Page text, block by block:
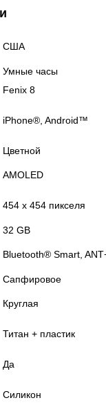
США
Умные часы
Fenix 8
iPhone®, Android™
Цветной
AMOLED
454 x 454 пикселя
32 GB
Bluetooth® Smart,
Сапфировое
Круглая
Титан + пластик
Да
Силикон